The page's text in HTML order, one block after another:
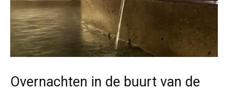
Overnachten in de buurt van de